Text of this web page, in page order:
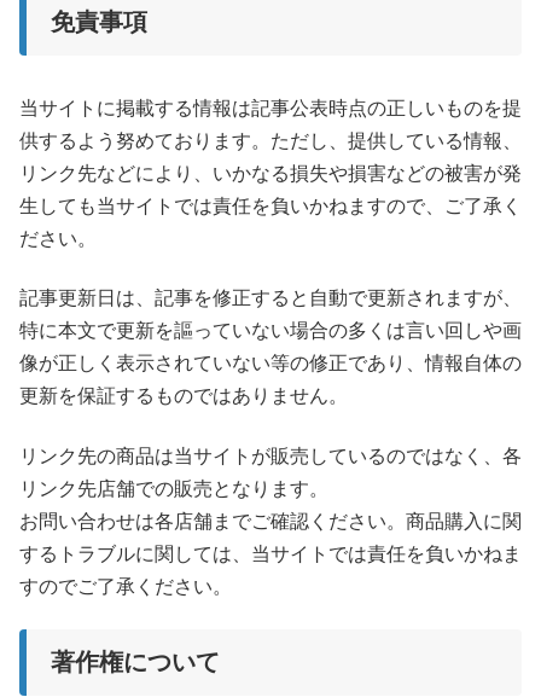
免責事項
当サイトに掲載する情報は記事公表時点の正しいものを提
供するよう努めております。ただし、提供している情報、
リンク先などにより、いかなる損失や損害などの被害が発
生しても当サイトでは責任を負いかねますので、ご了承く
ださい。
記事更新日は、記事を修正すると自動で更新されますが、
特に本文で更新を謳っていない場合の多くは言い回しや画
像が正しく表示されていない等の修正であり、情報自体の
更新を保証するものではありません。
リンク先の商品は当サイトが販売しているのではなく、各
リンク先店舗での販売となります。
お問い合わせは各店舗までご確認ください。商品購入に関
するトラブルに関しては、当サイトでは責任を負いかねま
すのでご了承ください。
著作権について